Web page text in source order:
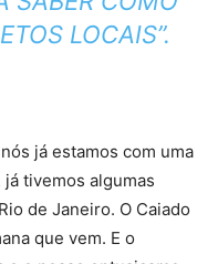
LOCAIS”.
já estamos com uma
tivemos algumas
de Janeiro. O Caiado
que vem. E o